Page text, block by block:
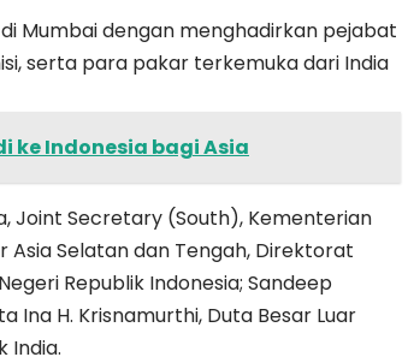
Mumbai dengan menghadirkan pejabat
serta para pakar terkemuka dari India
ke Indonesia bagi Asia
Joint Secretary (South), Kementerian
Asia Selatan dan Tengah, Direktorat
Republik Indonesia; Sandeep
Ina H. Krisnamurthi, Duta Besar Luar
India.